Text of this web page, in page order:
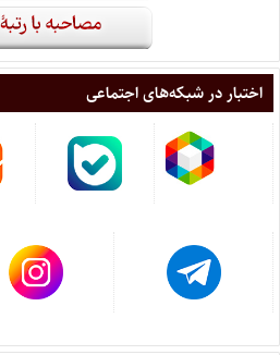
اختبار در شبکه‌های اجتماعی